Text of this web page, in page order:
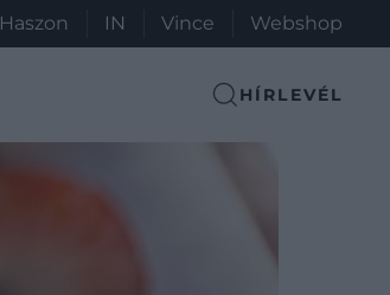
Haszon IN Vince Webshop
HÍRLEVÉL